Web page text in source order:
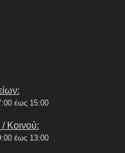
έως 15:00
Κοινού:
έως 13:00